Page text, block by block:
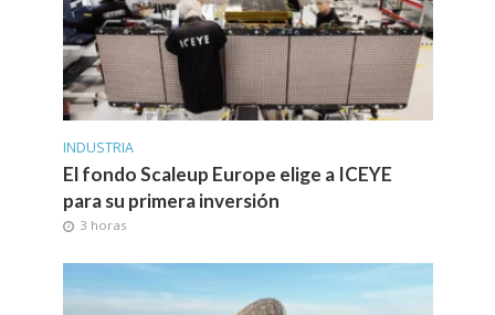
INDUSTRIA
El fondo Scaleup Europe elige a ICEYE
para su primera inversión
3 horas